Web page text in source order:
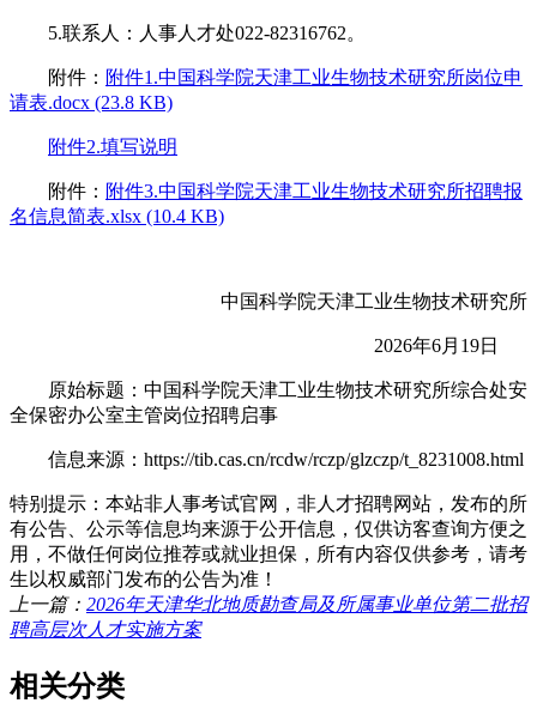
5.联系人：人事人才处022-82316762。
附件： 附件1.中国科学院天津工业生物技术研究所岗位申
请表.docx (23.8 KB)
附件2.填写说明
附件： 附件3.中国科学院天津工业生物技术研究所招聘报
名信息简表.xlsx (10.4 KB)
中国科学院天津工业生物技术研究所
2026年6月19日
原始标题：中国科学院天津工业生物技术研究所综合处安
全保密办公室主管岗位招聘启事
信息来源：https://tib.cas.cn/rcdw/rczp/glzczp/t_8231008.html
特别提示：本站非人事考试官网，非人才招聘网站，发布的所
有公告、公示等信息均来源于公开信息，仅供访客查询方便之
用，不做任何岗位推荐或就业担保，所有内容仅供参考，请考
生以权威部门发布的公告为准！
上一篇： 2026年天津华北地质勘查局及所属事业单位第二批招
聘高层次人才实施方案
相关分类